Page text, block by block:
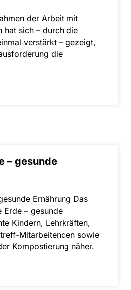
der Arbeit mit
hat sich – durch die
verstärkt – gezeigt,
die
– gesunde
Ernährung Das
Erde – gesunde
Kindern, Lehrkräften,
Mitarbeitenden sowie
Kompostierung näher.